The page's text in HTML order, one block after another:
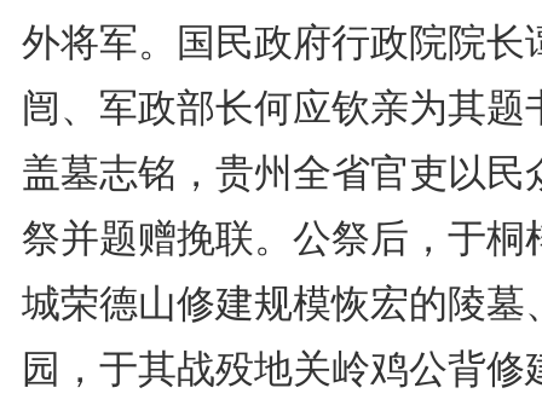
外将军。国民政府行政院院长
闿、军政部长何应钦亲为其题
盖墓志铭，贵州全省官吏以民
祭并题赠挽联。公祭后，于桐
城荣德山修建规模恢宏的陵墓
园，于其战殁地关岭鸡公背修